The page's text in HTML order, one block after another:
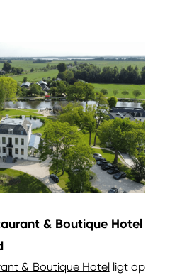
& Boutique Hotel
& Boutique Hotel ligt op